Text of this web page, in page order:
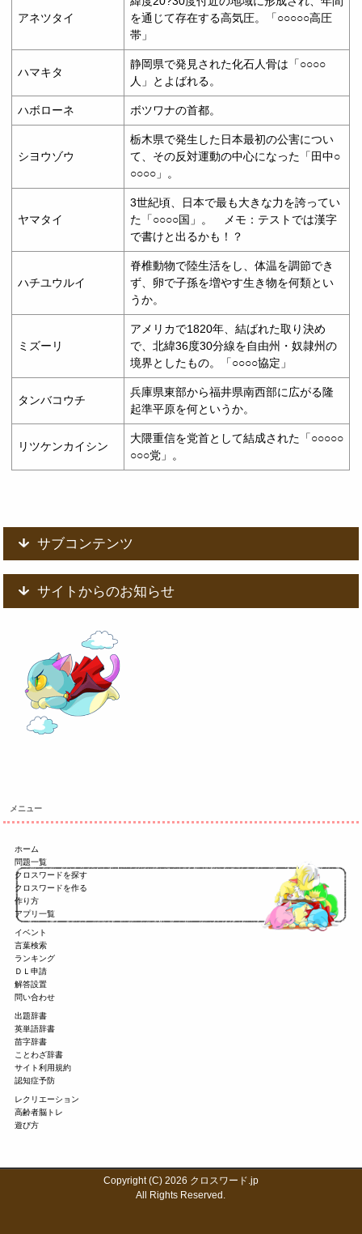
アネツタイ
を通じて存在する高気圧。「○○○○○高圧
帯」
ハマキタ
静岡県で発見された化石人骨は「○○○○
人」とよばれる。
ハボローネ ボツワナの首都。
シヨウゾウ
栃木県で発生した日本最初の公害につい
て、その反対運動の中心になった「田中○
○○○○」。
ヤマタイ
3世紀頃、日本で最も大きな力を誇ってい
た「○○○○国」。 メモ：テストでは漢字
で書けと出るかも！？
ハチユウルイ
脊椎動物で陸生活をし、体温を調節でき
ず、卵で子孫を増やす生き物を何類とい
うか。
ミズーリ
アメリカで1820年、結ばれた取り決め
で、北緯36度30分線を自由州・奴隷州の
境界としたもの。「○○○○協定」
タンバコウチ
兵庫県東部から福井県南西部に広がる隆
起準平原を何というか。
リツケンカイシン
大隈重信を党首として結成された「○○○○○
○○○党」。
サブコンテンツ
サイトからのお知らせ
メニュー
ホーム
問題一覧
クロスワードを探す
クロスワードを作る
作り方
アプリ一覧
イベント
言葉検索
ランキング
ＤＬ申請
解答設置
問い合わせ
出題辞書
英単語辞書
苗字辞書
ことわざ辞書
サイト利用規約
認知症予防
レクリエーション
高齢者脳トレ
遊び方
Copyright (C) 2026 クロスワード.jp
All Rights Reserved.